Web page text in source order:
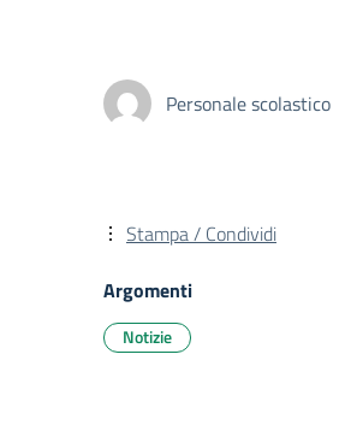
Personale scolastico
Stampa / Condividi
Argomenti
Notizie